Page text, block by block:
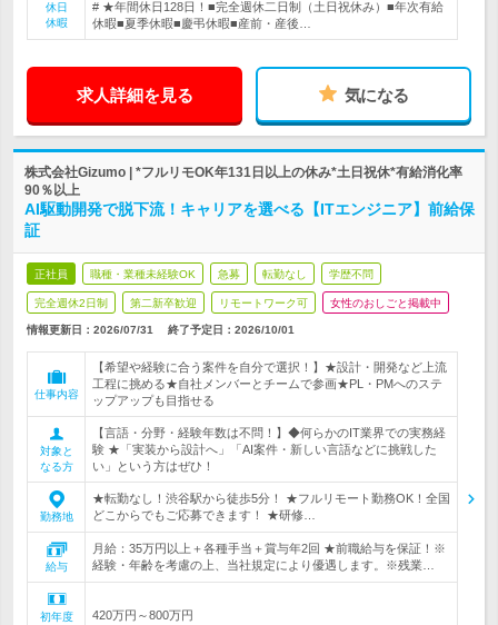
休日
休暇
# ★年間休日128日！■完全週休二日制（土日祝休み）■年次有給
休暇■夏季休暇■慶弔休暇■産前・産後…
求人詳細を見る 気になる
株式会社Gizumo | *フルリモOK年131日以上の休み*土日祝休*有給消化率
90％以上
AI駆動開発で脱下流！キャリアを選べる【ITエンジニア】前給保
証
正社員 職種・業種未経験OK 急募 転勤なし 学歴不問
完全週休2日制 第二新卒歓迎 リモートワーク可 女性のおしごと掲載中
情報更新日：2026/07/31 終了予定日： 2026/10/01
仕事内容
【希望や経験に合う案件を自分で選択！】★設計・開発など上流
工程に挑める★自社メンバーとチームで参画★PL・PMへのステ
ップアップも目指せる
対象と
なる方
【言語・分野・経験年数は不問！】◆何らかのIT業界での実務経
験 ★「実装から設計へ」「AI案件・新しい言語などに挑戦した
い」という方はぜひ！
勤務地
★転勤なし！渋谷駅から徒歩5分！ ★フルリモート勤務OK！全国
どこからでもご応募できます！ ★研修…
給与
月給：35万円以上＋各種手当＋賞与年2回 ★前職給与を保証！※
経験・年齢を考慮の上、当社規定により優遇します。※残業…
初年度
420万円～800万円